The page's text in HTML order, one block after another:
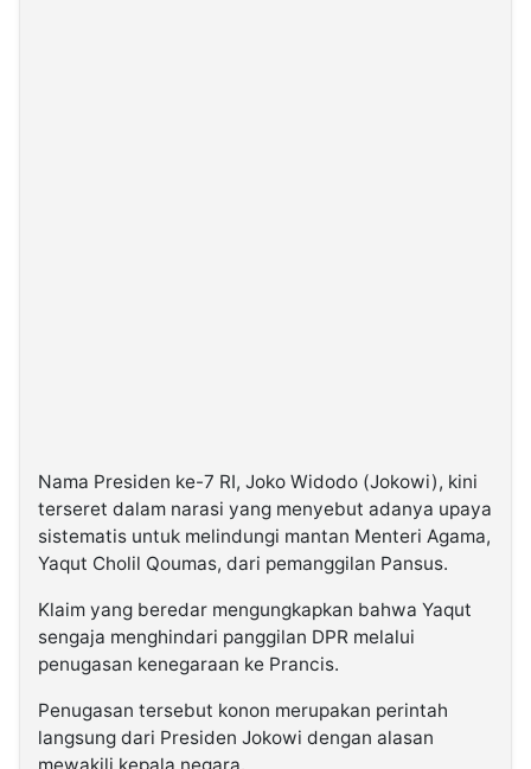
Nama Presiden ke-7 RI, Joko Widodo (Jokowi), kini
terseret dalam narasi yang menyebut adanya upaya
sistematis untuk melindungi mantan Menteri Agama,
Yaqut Cholil Qoumas, dari pemanggilan Pansus.
Klaim yang beredar mengungkapkan bahwa Yaqut
sengaja menghindari panggilan DPR melalui
penugasan kenegaraan ke Prancis.
Penugasan tersebut konon merupakan perintah
langsung dari Presiden Jokowi dengan alasan